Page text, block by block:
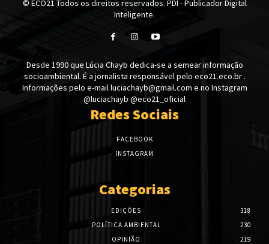
© ECO21 Todos os direitos reservados. PDI - Publicador Digital
Inteligente.
Desde 1990 que Lúcia Chayb dedica-se a semear informação
socioambiental. É a jornalista responsável pelo eco21.eco.br .
Informações pelo e-mail luciachayb@gmail.com e no Instagram
@luciachayb @eco21_oficial
Redes Sociais
FACEBOOK
INSTAGRAM
Categorias
EDIÇÕES
318
POLÍTICA AMBIENTAL
230
OPINIÃO
219